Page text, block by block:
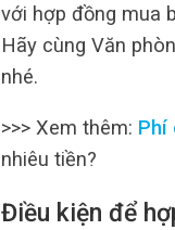
với hợp đồng mua
Hãy cùng Văn
nhé.
>>> Xem thêm: Phí
nhiêu tiền?
Điều kiện để